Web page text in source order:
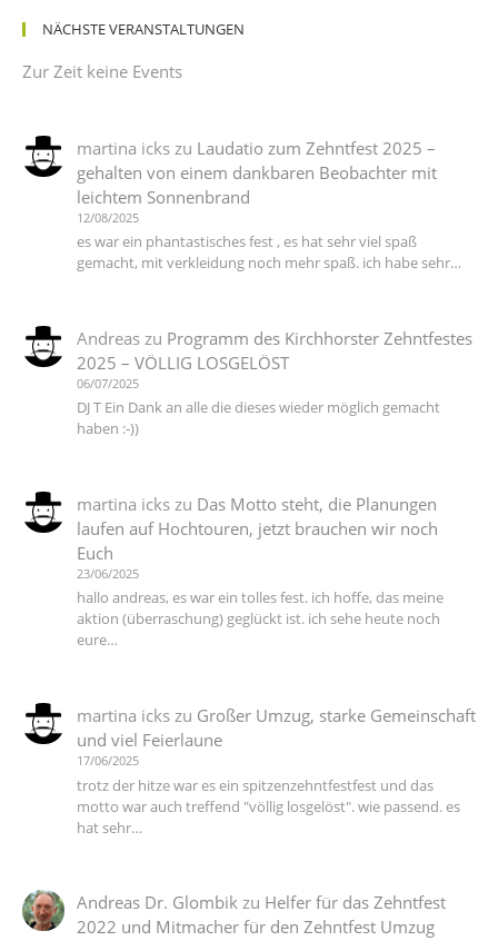
NÄCHSTE VERANSTALTUNGEN
Zur Zeit keine Events
martina ickszu Laudatio zum Zehntfest 2025 –
gehalten von einem dankbaren Beobachter mit
leichtem Sonnenbrand
12/08/2025
es war ein phantastisches fest , es hat sehr viel spaß
gemacht, mit verkleidung noch mehr spaß. ich habe sehr…
Andreaszu Programm des Kirchhorster Zehntfestes
2025 – VÖLLIG LOSGELÖST
06/07/2025
DJ T Ein Dank an alle die dieses wieder möglich gemacht
haben :-))
martina ickszu Das Motto steht, die Planungen
laufen auf Hochtouren, jetzt brauchen wir noch
Euch
23/06/2025
hallo andreas, es war ein tolles fest. ich hoffe, das meine
aktion (überraschung) geglückt ist. ich sehe heute noch
eure…
martina ickszu Großer Umzug, starke Gemeinschaft
und viel Feierlaune
17/06/2025
trotz der hitze war es ein spitzenzehntfestfest und das
motto war auch treffend "völlig losgelöst". wie passend. es
hat sehr…
Andreas Dr. Glombik zu Helfer für das Zehntfest
2022 und Mitmacher für den Zehntfest Umzug